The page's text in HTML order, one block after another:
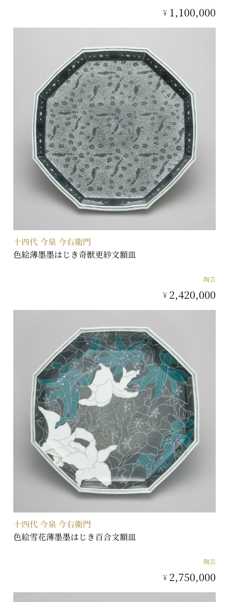
¥ 1,100,000
十四代 今泉 今右衛門
色絵薄墨墨はじき奇獣更紗文額皿
陶芸
¥ 2,420,000
十四代 今泉 今右衛門
色絵雪花薄墨墨はじき百合文額皿
陶芸
¥ 2,750,000